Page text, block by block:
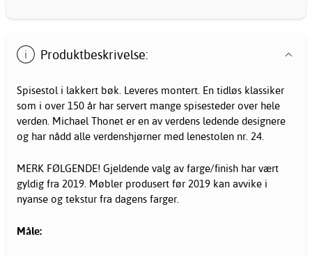
Produktbeskrivelse:
Spisestol i lakkert bøk. Leveres montert. En tidløs klassiker
som i over 150 år har servert mange spisesteder over hele
verden. Michael Thonet er en av verdens ledende designere
og har nådd alle verdenshjørner med lenestolen nr. 24.
MERK FØLGENDE! Gjeldende valg av farge/finish har vært
gyldig fra 2019. Møbler produsert før 2019 kan avvike i
nyanse og tekstur fra dagens farger.
Måle: